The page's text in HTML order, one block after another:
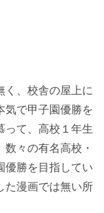
く、校舎の屋上に
気で甲子園優勝を
って、高校１年生
々の有名高校・
優勝を目指してい
た漫画では無い所